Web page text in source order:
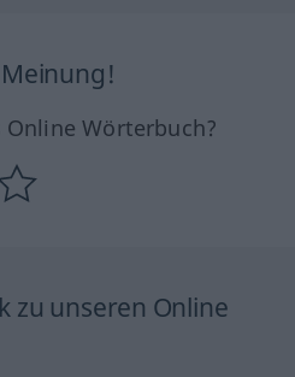
Wörterbuch?
zu unseren Online